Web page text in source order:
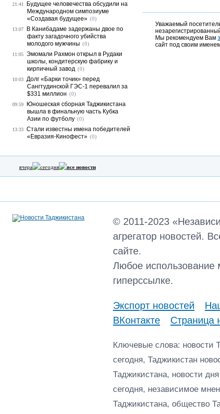
Уважаемый
Мы рекомендуем Вам
сайт под своим
21:41
Будущее человечества обсудили на
Международном симпозиуме
«Создавая будущее» (0)
13:07
В Канибадаме задержаны двое по
факту загадочного убийства
молодого мужчины (0)
11:05 Эмомали Рахмон открыл в Рудаки
школы, кондитерскую фабрику и
кирпичный завод (0)
10:03 Долг «Барки точик» перед
Сангтудинской ГЭС-1 перевалил за
$331 миллион (0)
09:59
Юношеская сборная Таджикистана
вышла в финальную часть Кубка
Азии по футболу (0)
13:33 Стали известны имена победителей
«Евразия-Кинофест» (0)
вчера сегодня все новости
© 2011-2023
агрегатор новостей.
сайте.
Любое использование
гиперссылке.
Экспорт новостей
ВКонтакте
Страница
Ключевые слова: новости
сегодня, Таджикистан
Таджикистана, новости
сегодня, независимое
Таджикистана, общество